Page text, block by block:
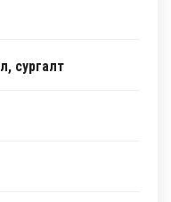
сургалт